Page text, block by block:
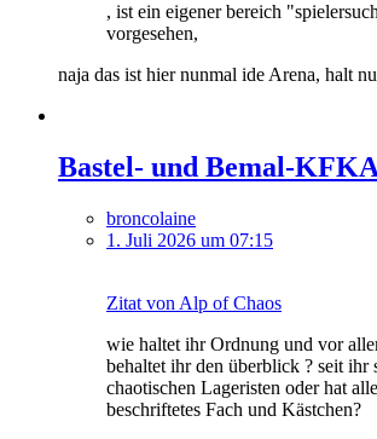
, ist ein eigener bereich
vorgesehen,
naja das ist hier nunmal ide Arena, halt
Bastel- und Bemal-KFKA
broncolaine
1. Juli 2026 um 07:15
Zitat von Alp of Chaos
wie haltet ihr Ordnung und vor
behaltet ihr den überblick ? seit ihr
chaotischen Lageristen oder hat
beschriftetes Fach und Kästchen?